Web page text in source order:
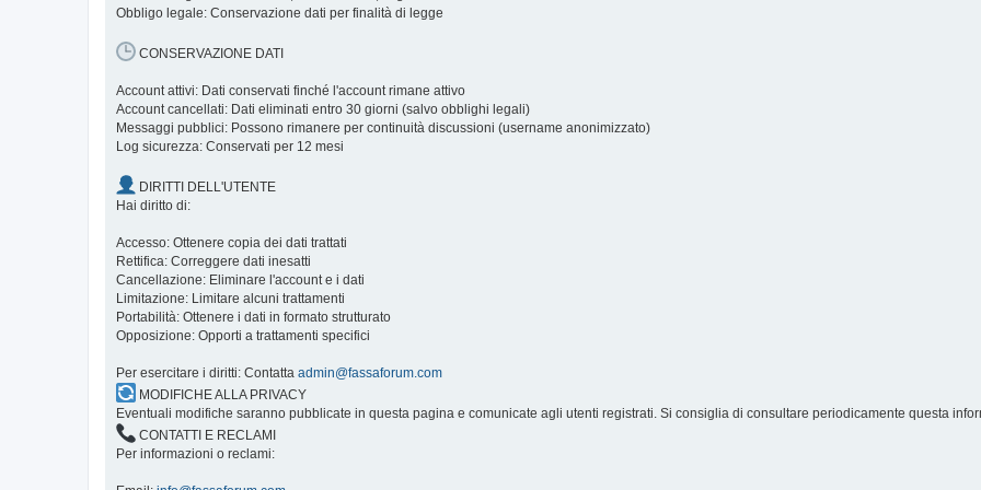
Obbligo legale: Conservazione dati per finalità di legge
CONSERVAZIONE DATI
Account attivi: Dati conservati finché l'account rimane attivo
Account cancellati: Dati eliminati entro 30 giorni (salvo obblighi legali)
Messaggi pubblici: Possono rimanere per continuità discussioni (username anonimizzato)
Log sicurezza: Conservati per 12 mesi
DIRITTI DELL'UTENTE
Hai diritto di:
Accesso: Ottenere copia dei dati trattati
Rettifica: Correggere dati inesatti
Cancellazione: Eliminare l'account e i dati
Limitazione: Limitare alcuni trattamenti
Portabilità: Ottenere i dati in formato strutturato
Opposizione: Opporti a trattamenti specifici
Per esercitare i diritti: Contatta admin@fassaforum.com
MODIFICHE ALLA PRIVACY
Eventuali modifiche saranno pubblicate in questa pagina e comunicate agli utenti registrati. Si consiglia di consultare periodicamente questa
CONTATTI E RECLAMI
Per informazioni o reclami: